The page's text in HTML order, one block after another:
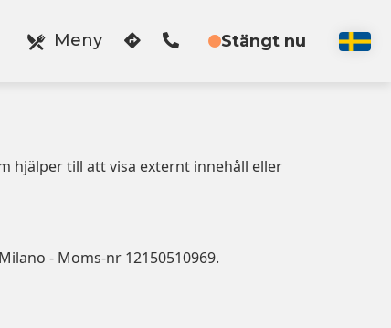
Meny Stängt nu
hjälper till att visa externt innehåll eller
- Moms-nr 12150510969.